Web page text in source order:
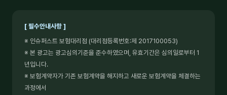
[ 필수안내사항 ]
※ 인슈퍼스트 보험대리점 (대리점등록번호:제 2017100053)
※ 본 광고는 광고심의기준을 준수하였으며, 유효기간은 심의일로부터 1
년입니다.
※ 보험계약자가 기존 보험계약을 해지하고 새로운 보험계약을 체결하는
과정에서